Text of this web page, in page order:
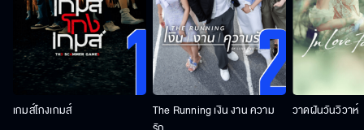
เกมส์โกงเกมส์
The Running เงิน งาน ความ
วาดฝันวันวิวาห์